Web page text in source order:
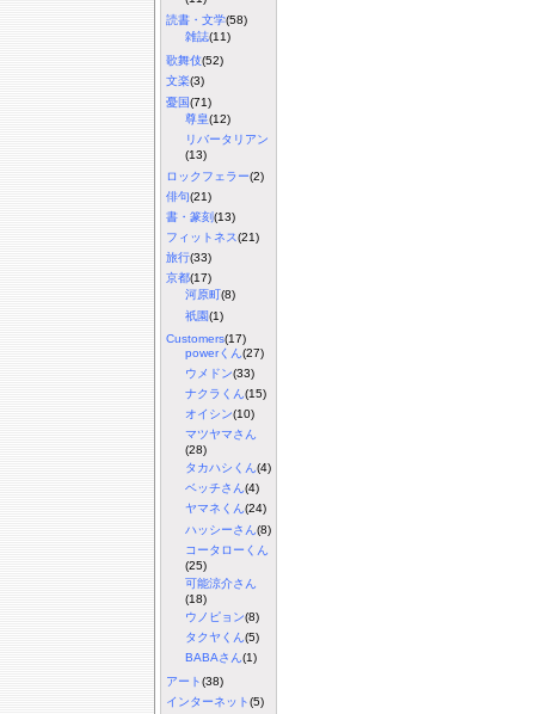
読書・文学(58)
雑誌(11)
歌舞伎(52)
文楽(3)
憂国(71)
尊皇(12)
リバータリアン
(13)
ロックフェラー(2)
俳句(21)
書・篆刻(13)
フィットネス(21)
旅行(33)
京都(17)
河原町 (8)
祇園(1)
Customers(17)
powerくん (27)
ウメドン(33)
ナクラくん (15)
オイシン(10)
マツヤマさん
(28)
タカハシくん(4)
ベッチさん(4)
ヤマネくん(24)
ハッシーさん (8)
コータローくん
(25)
可能涼介さん
(18)
ウノピョン(8)
タクヤくん (5)
BABAさん (1)
アート(38)
インターネット(5)